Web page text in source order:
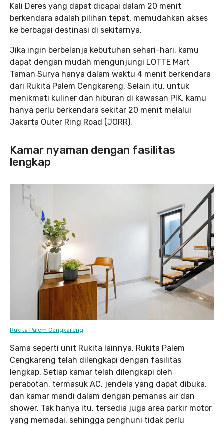
Kali Deres yang dapat dicapai dalam 20 menit
berkendara adalah pilihan tepat, memudahkan akses
ke berbagai destinasi di sekitarnya.
Jika ingin berbelanja kebutuhan sehari-hari, kamu
dapat dengan mudah mengunjungi LOTTE Mart
Taman Surya hanya dalam waktu 4 menit berkendara
dari Rukita Palem Cengkareng. Selain itu, untuk
menikmati kuliner dan hiburan di kawasan PIK, kamu
hanya perlu berkendara sekitar 20 menit melalui
Jakarta Outer Ring Road (JORR).
Kamar nyaman dengan fasilitas
lengkap
Rukita Palem Cengkareng
Sama seperti unit Rukita lainnya, Rukita Palem
Cengkareng telah dilengkapi dengan fasilitas
lengkap. Setiap kamar telah dilengkapi oleh
perabotan, termasuk AC, jendela yang dapat dibuka,
dan kamar mandi dalam dengan pemanas air dan
shower. Tak hanya itu, tersedia juga area parkir motor
yang memadai, sehingga penghuni tidak perlu